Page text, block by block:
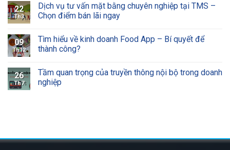
22
Th3
Dịch vụ tư vấn mặt bằng chuyên nghiệp tại TMS –
Chọn điểm bán lãi ngay
09
Th12
Tìm hiểu về kinh doanh Food App – Bí quyết để
thành công?
26
Th7
Tầm quan trọng của truyền thông nội bộ trong doanh
nghiệp